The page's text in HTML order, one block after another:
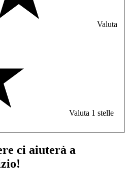
Valuta
Valuta 1 stelle
ci aiuterà a